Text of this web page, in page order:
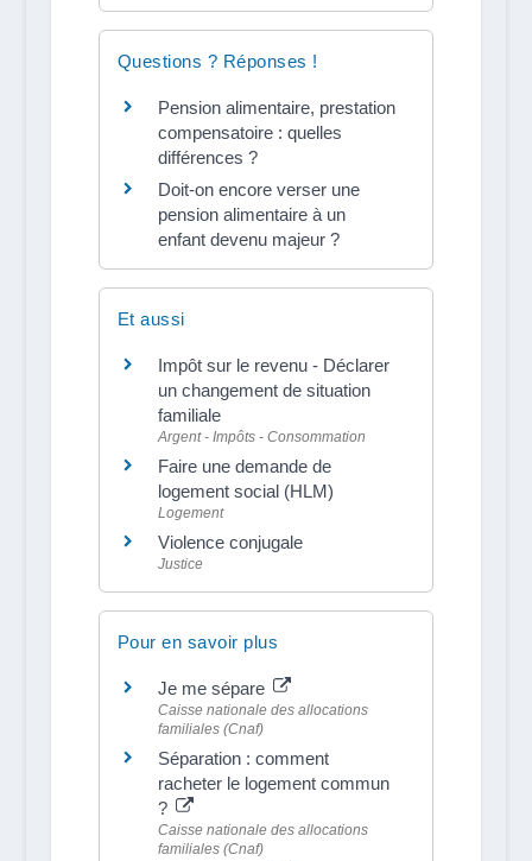
Questions ? Réponses !
Pension alimentaire, prestation
compensatoire : quelles
différences ?
Doit-on encore verser une
pension alimentaire à un
enfant devenu majeur ?
Et aussi
Impôt sur le revenu - Déclarer
un changement de situation
familiale
Argent - Impôts - Consommation
Faire une demande de
logement social (HLM)
Logement
Violence conjugale
Justice
Pour en savoir plus
Je me sépare
Caisse nationale des allocations
familiales (Cnaf)
Séparation : comment
racheter le logement commun
?
Caisse nationale des allocations
familiales (Cnaf)